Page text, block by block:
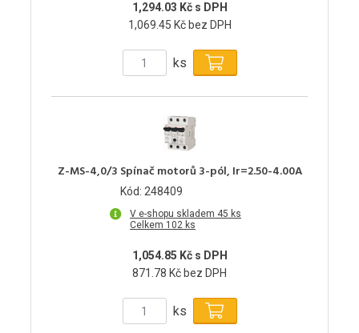
1,294.03 Kč s DPH
1,069.45 Kč bez DPH
ks
Z-MS-4,0/3 Spínač motorů 3-pól, Ir=2.50-4.00A
Kód: 248409
V e-shopu skladem 45 ks
Celkem 102 ks
1,054.85 Kč s DPH
871.78 Kč bez DPH
ks